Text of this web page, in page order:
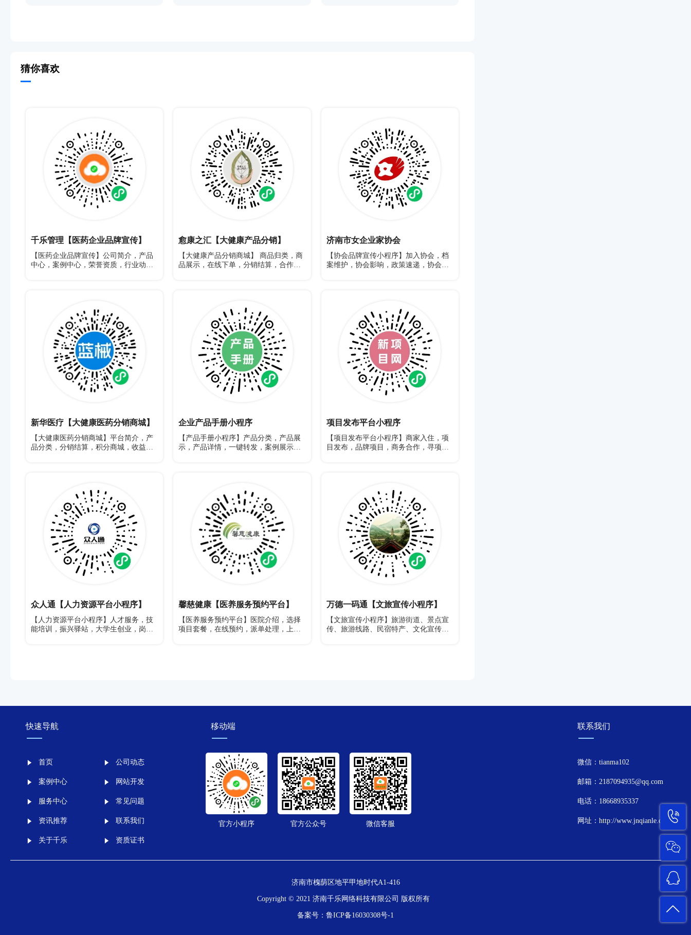
猜你喜欢
千乐管理【医药企业品牌宣传】
【医药企业品牌宣传】公司简介，产品
中心，案例中心，荣誉资质，行业动
愈康之汇【大健康产品分销】
【大健康产品分销商城】 商品归类，商
品展示，在线下单，分销结算，合作二
济南市女企业家协会
【协会品牌宣传小程序】加入协会，档
案维护，协会影响，政策速递，协会概
新华医疗【大健康医药分销商城】
【大健康医药分销商城】平台简介，产
品分类，分销结算，积分商城，收益记
企业产品手册小程序
【产品手册小程序】产品分类，产品展
示，产品详情，一键转发，案例展示，
项目发布平台小程序
【项目发布平台小程序】商家入住，项
目发布，品牌项目，商务合作，寻项信
众人通【人力资源平台小程序】
【人力资源平台小程序】人才服务，技
能培训，振兴驿站，大学生创业，岗位
馨慈健康【医养服务预约平台】
【医养服务预约平台】医院介绍，选择
项目套餐，在线预约，派单处理，上门
万德一码通【文旅宣传小程序】
【文旅宣传小程序】旅游街道、景点宣
传、旅游线路、民宿特产、文化宣传、
快速导航
首页
案例中心
服务中心
资讯推荐
关于千乐
公司动态
网站开发
常见问题
联系我们
资质证书
联系我们
微信：tianma102
邮箱：2187094935@qq.com
电话：18668935337
网址：http://www.jnqianle.cn
移动端
官方小程序 官方公众号 微信客服
济南市槐荫区地平甲地时代A1-416
Copyright © 2021 济南千乐网络科技有限公司 版权所有
备案号： 鲁ICP备16030308号-1